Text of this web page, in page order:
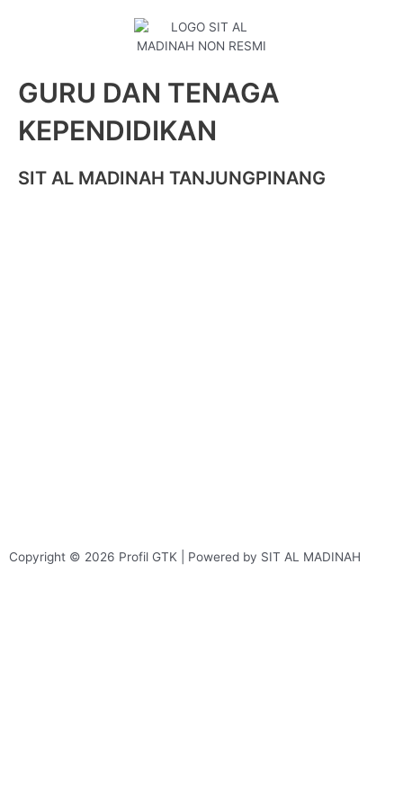
GURU DAN TENAGA
KEPENDIDIKAN
SIT AL MADINAH TANJUNGPINANG
Copyright © 2026 Profil GTK | Powered by SIT AL MADINAH